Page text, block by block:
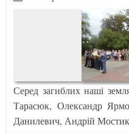
Серед загиблих наші
Тарасюк, Олександр
Данилевич, Андрій